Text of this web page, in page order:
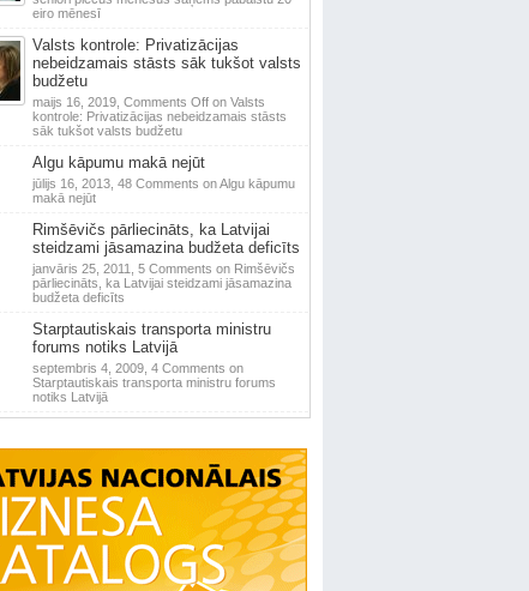
eiro mēnesī
Valsts kontrole: Privatizācijas
nebeidzamais stāsts sāk tukšot valsts
budžetu
maijs 16, 2019, Comments Offon Valsts
kontrole: Privatizācijas nebeidzamais stāsts
sāk tukšot valsts budžetu
Algu kāpumu makā nejūt
jūlijs 16, 2013, 48 Comments on Algu kāpumu
makā nejūt
Rimšēvičs pārliecināts, ka Latvijai
steidzami jāsamazina budžeta deficīts
janvāris 25, 2011, 5 Comments on Rimšēvičs
pārliecināts, ka Latvijai steidzami jāsamazina
budžeta deficīts
Starptautiskais transporta ministru
forums notiks Latvijā
septembris 4, 2009, 4 Comments on
Starptautiskais transporta ministru forums
notiks Latvijā